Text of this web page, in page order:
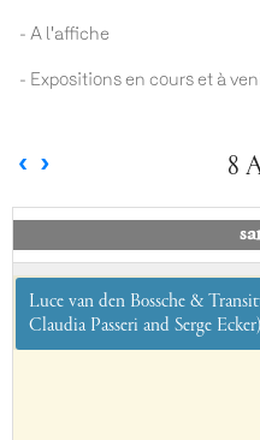
- A l'affiche
- Expositions en cours et à
8
Luce van den Bossche &
Claudia Passeri and Serge